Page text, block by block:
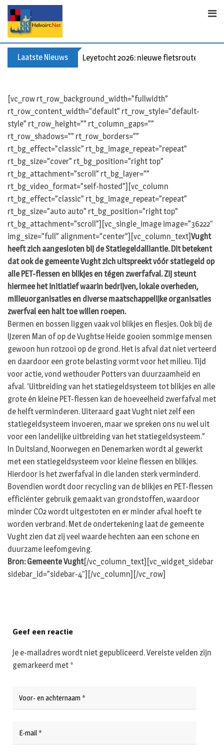
p
Laatste Nieuws Leyetocht 2026: nieuwe fietsroutes
[vc_row rt_row_background_width=”fullwidth”
rt_row_content_width=”default” rt_row_style=”default-
style” rt_row_height=”” rt_column_gaps=””
rt_row_shadows=”” rt_row_borders=””
rt_bg_effect=”classic” rt_bg_image_repeat=”repeat”
rt_bg_size=”cover” rt_bg_position=”right top”
rt_bg_attachment=”scroll” rt_bg_layer=””
rt_bg_video_format=”self-hosted”][vc_column
rt_bg_effect=”classic” rt_bg_image_repeat=”repeat”
rt_bg_size=”auto auto” rt_bg_position=”right top”
rt_bg_attachment=”scroll”][vc_single_image image=”36222″
img_size=”full” alignment=”center”][vc_column_text]Vught
heeft zich aangesloten bij de Statiegeldalliantie. Dit betekent
dat ook de gemeente Vught zich uitspreekt vóór statiegeld op
alle PET-flessen en blikjes en tégen zwerfafval. Zij steunt
hiermee het initiatief waarin bedrijven, lokale overheden,
milieuorganisaties en diverse maatschappelijke organisaties
zwerfval een halt toe willen roepen.
Bermen en bossen liggen vaak vol blikjes en flesjes. Ook bij de
IJzeren Man of op de Vughtse Heide gooien sommige mensen
gewoon hun rotzooi op de grond. Het is afval dat niet verteerd
en daardoor een grote belasting vormt voor het milieu. Tijd
voor actie, vond wethouder Potters van duurzaamheid en
afval. ‘Uitbreiding van het statiegeldsysteem tot blikjes en alle
grote én kleine PET-flessen kan de hoeveelheid zwerfafval met
de helft verminderen. Uiteraard gaat Vught niet zelf een
statiegeldsysteem invoeren, maar we spreken ons nu wel uit
voor een landelijke uitbreiding van het statiegeldsysteem.”
In Duitsland, Noorwegen en Denemarken wordt al gewerkt
met een statiegeldsysteem voor kleine flessen en blikjes.
Hierdoor is het zwerfafval in die landen sterk verminderd.
Bovendien wordt door recycling van de blikjes en PET-flessen
efficiënter gebruik gemaakt van grondstoffen, waardoor
minder CO2 wordt uitgestoten en er minder afval hoeft te
worden verbrand. Met de ondertekening laat de gemeente
Vught zien dat zij veel waarde hechten aan een schone en
duurzame leefomgeving.
Bron: Gemeente Vught[/vc_column_text][vc_widget_sidebar
sidebar_id=”sidebar-4″][/vc_column][/vc_row]
Geef een reactie
Je e-mailadres wordt niet gepubliceerd.Vereiste velden zijn
gemarkeerd met *